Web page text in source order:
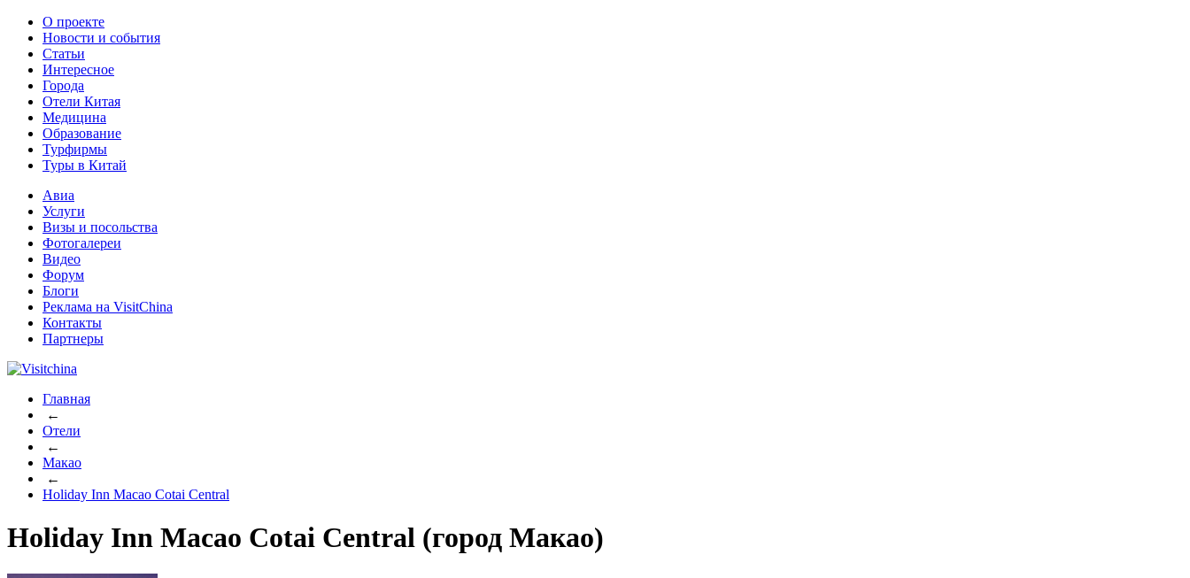
О проекте
Новости и события
Статьи
Интересное
Города
Отели Китая
Медицина
Образование
Турфирмы
Туры в Китай
Авиа
Услуги
Визы и посольства
Фотогалереи
Видео
Форум
Блоги
Реклама на VisitChina
Контакты
Партнеры
Главная
←
Отели
←
Макао
←
Holiday Inn Macao Cotai Central
Holiday Inn Macao Cotai Central (город Макао)